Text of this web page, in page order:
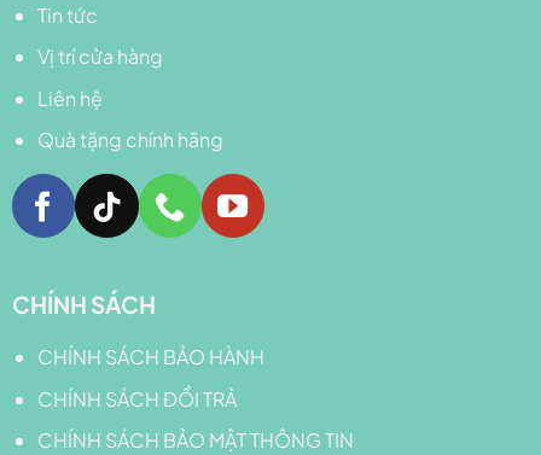
Tin tức
Vị trí cửa hàng
Liên hệ
Quà tặng chính hãng
CHÍNH SÁCH
CHÍNH SÁCH BẢO HÀNH
CHÍNH SÁCH ĐỔI TRẢ
CHÍNH SÁCH BẢO MẬT THÔNG TIN